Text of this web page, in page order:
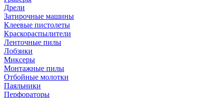
Дрели
Затирочные машины
Клеевые пистолеты
Краскораспылители
Ленточные пилы
Лобзики
Миксеры
Монтажные пилы
Отбойные молотки
Паяльники
Перфораторы